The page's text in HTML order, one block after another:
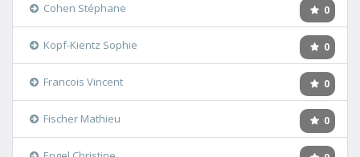
0
Cohen Stéphane
0
Kopf-Kientz Sophie
0
Francois Vincent
0
Fischer Mathieu